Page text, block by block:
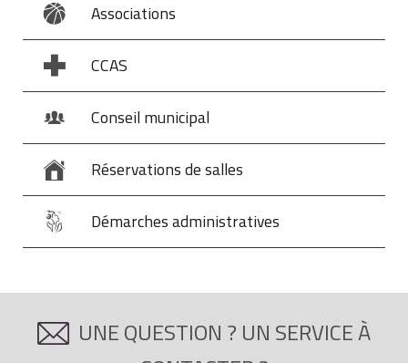
Associations
CCAS
Conseil municipal
Réservations de salles
Démarches administratives
UNE QUESTION ? UN SERVICE À